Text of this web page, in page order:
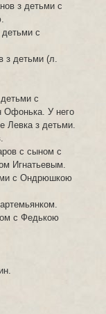
з детьми с
с
з детьми (л.
с
Офонька. У него
Левка з детьми.
с сыном с
Игнатьевым.
с Ондрюшкою
с Федькою